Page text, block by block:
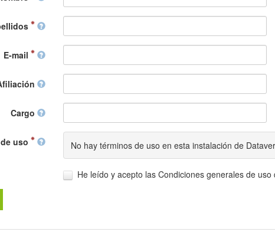
E-mail
Cargo
uso No hay términos de uso en esta instalación de
He leído y acepto las Condiciones generales de